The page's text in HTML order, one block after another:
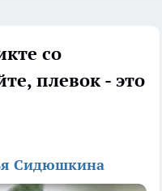
со
плевок - это
Сидюшкина